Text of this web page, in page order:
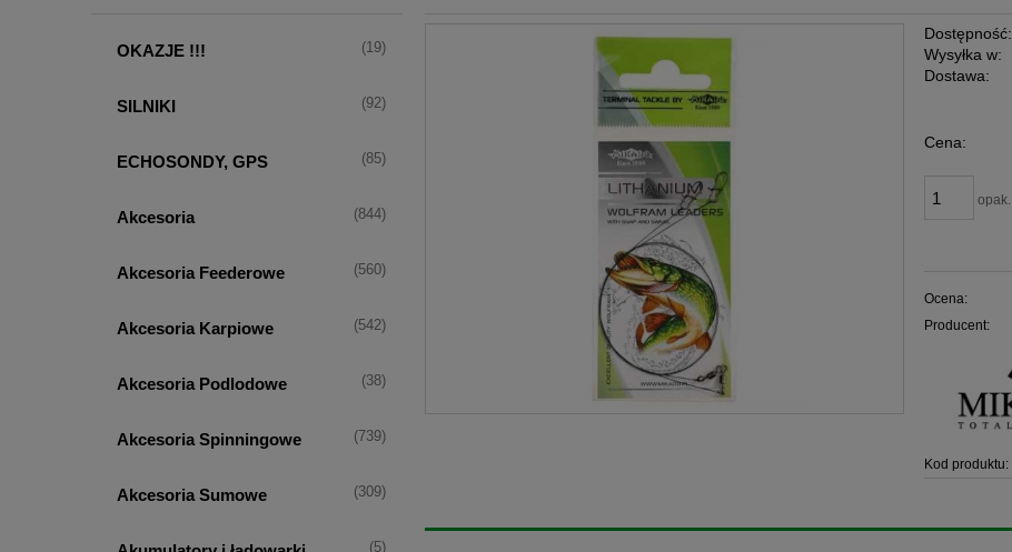
OKAZJE !!! (19)
SILNIKI (92)
ECHOSONDY, GPS (85)
Akcesoria (844)
Akcesoria Feederowe (560)
Akcesoria Karpiowe (542)
Akcesoria Podlodowe (38)
Akcesoria Spinningowe (739)
Akcesoria Sumowe (309)
(5)
Dostępność:
Wysyłka w:
Dostawa:
Cena:
opak.
Ocena:
Producent:
Kod produktu: